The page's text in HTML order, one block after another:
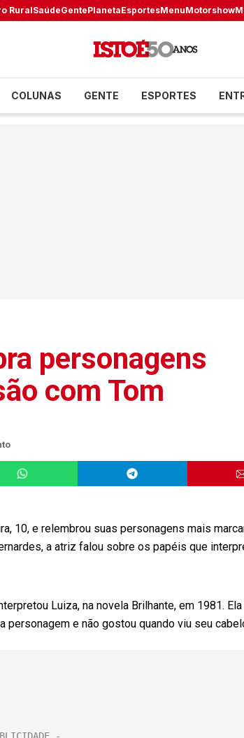
RuralSaúdeGentePlanetaEsportesMenuMotorshow
COLUNAS GENTE ESPORTES
personagens
com Tom
10, e relembrou suas personagens mais
a atriz falou sobre os papéis que
Luiza, na novela Brilhante, em 1981.
personagem e não gostou quando viu seu